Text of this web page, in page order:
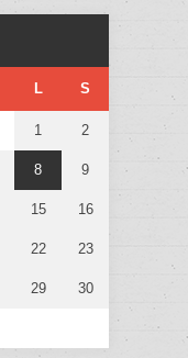
L S
1 2
8 9
15 16
22 23
29 30